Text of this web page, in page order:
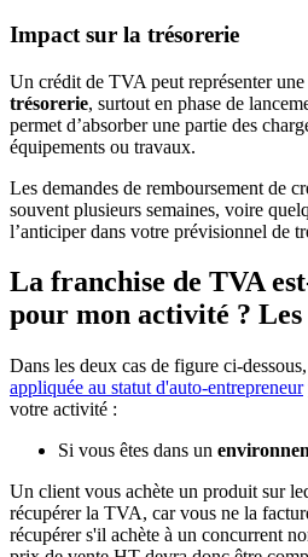
Impact sur la trésorerie
Un crédit de TVA peut représenter une
trésorerie, surtout en phase de
permet d’absorber une partie des
équipements ou travaux.
Les demandes de remboursement de
souvent plusieurs semaines, voire
l’anticiper dans votre prévisionnel de
La franchise de TVA
pour mon activité ?
Dans les deux cas de figure ci-dessous,
appliquée au statut d'auto-entrepreneur
votre activité :
Si vous êtes dans un
Un client vous achète un produit sur
récupérer la TVA, car vous ne la
récupérer s'il achète à un concurrent